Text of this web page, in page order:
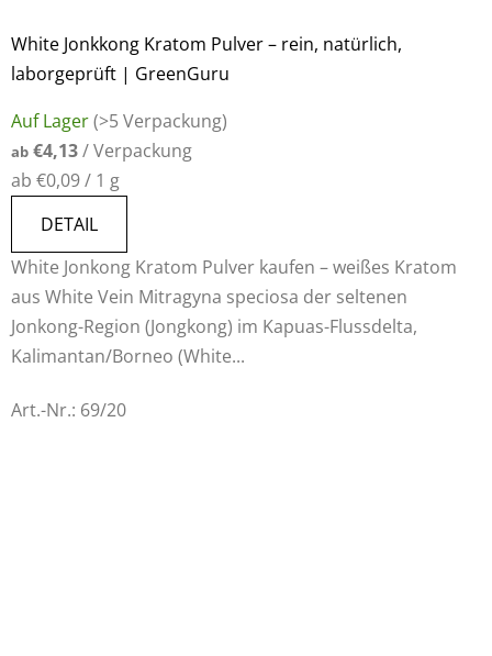
White Jonkkong Kratom Pulver – rein, natürlich,
laborgeprüft | GreenGuru
durchschnittliche
Produktbewertung
ist
von
5
Sternen.
Auf Lager(>5 Verpackung)
ab €4,13/ Verpackung
Verkaufspreis:
ab €0,09 / 1 g
DETAIL
White Jonkong Kratom Pulver kaufen – weißes Kratom
aus White Vein Mitragyna speciosa der seltenen
Jonkong-Region (Jongkong) im Kapuas-Flussdelta,
Kalimantan/Borneo (White...
Art.-Nr.: 69/20